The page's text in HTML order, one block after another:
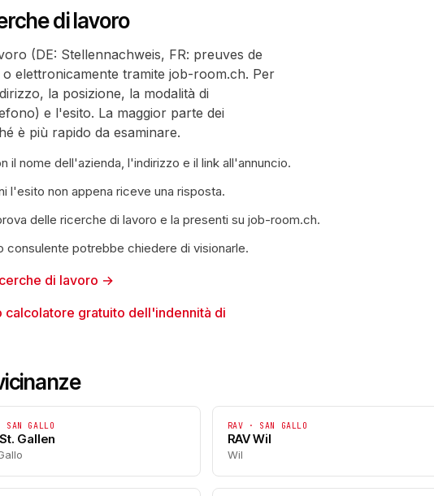
di lavoro
(DE: Stellennachweis, FR: preuves de
elettronicamente tramite job-room.ch. Per
la posizione, la modalità di
e l'esito. La maggior parte dei
è più rapido da esaminare.
il nome dell'azienda, l'indirizzo e il link all'annuncio.
l'esito non appena riceve una risposta.
delle ricerche di lavoro e la presenti su job-room.ch.
potrebbe chiedere di visionarle.
di lavoro →
calcolatore gratuito dell'indennità di
SAN GALLO
Gallen
RAV · SAN GALLO
RAV Wil
Wil